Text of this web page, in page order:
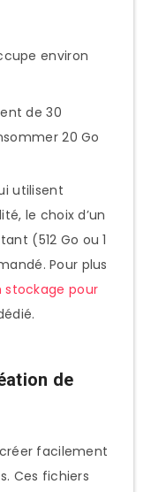
environ
de 30
20 Go
utilisent
le choix d’un
(512 Go ou 1
Pour plus
stockage pour
de
créer facilement
Ces fichiers